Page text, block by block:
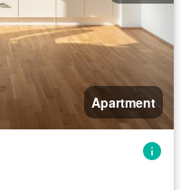
Apartment